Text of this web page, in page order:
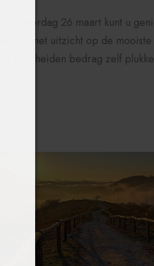
Zaterdag 26 maart kunt u
met uitzicht op de
bescheiden bedrag zelf